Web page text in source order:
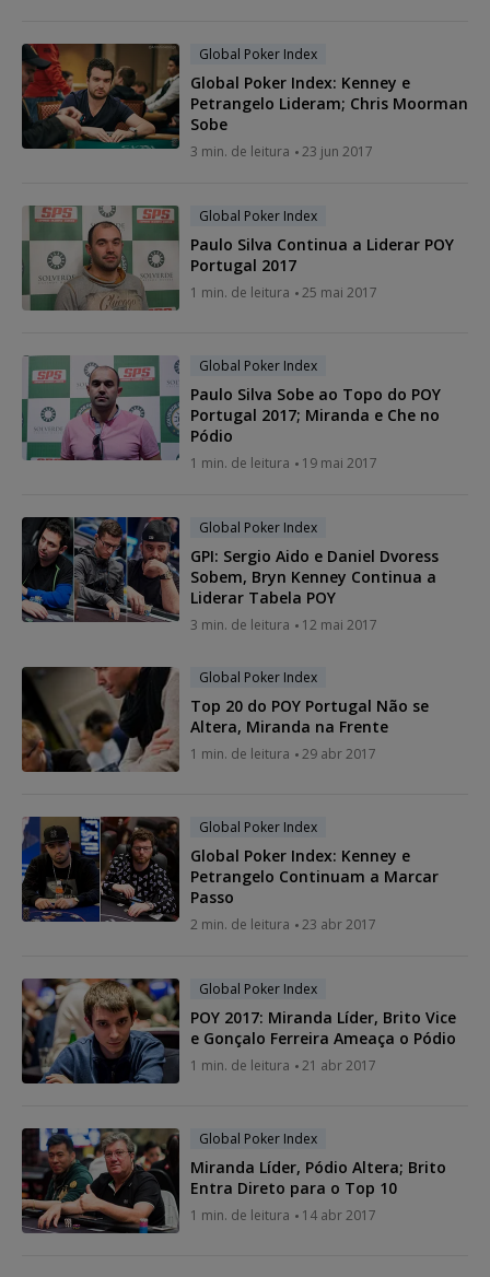
Global Poker Index
Global Poker Index: Kenney e
Petrangelo Lideram; Chris Moorman
Sobe
3 min. de leitura 23 jun 2017
Global Poker Index
Paulo Silva Continua a Liderar POY
Portugal 2017
1 min. de leitura 25 mai 2017
Global Poker Index
Paulo Silva Sobe ao Topo do POY
Portugal 2017; Miranda e Che no
Pódio
1 min. de leitura 19 mai 2017
Global Poker Index
GPI: Sergio Aido e Daniel Dvoress
Sobem, Bryn Kenney Continua a
Liderar Tabela POY
3 min. de leitura 12 mai 2017
Global Poker Index
Top 20 do POY Portugal Não se
Altera, Miranda na Frente
1 min. de leitura 29 abr 2017
Global Poker Index
Global Poker Index: Kenney e
Petrangelo Continuam a Marcar
Passo
2 min. de leitura 23 abr 2017
Global Poker Index
POY 2017: Miranda Líder, Brito Vice
e Gonçalo Ferreira Ameaça o Pódio
1 min. de leitura 21 abr 2017
Global Poker Index
Miranda Líder, Pódio Altera; Brito
Entra Direto para o Top 10
1 min. de leitura 14 abr 2017